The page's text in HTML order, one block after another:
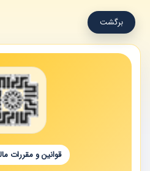
برگشت
قوانین و مقررات